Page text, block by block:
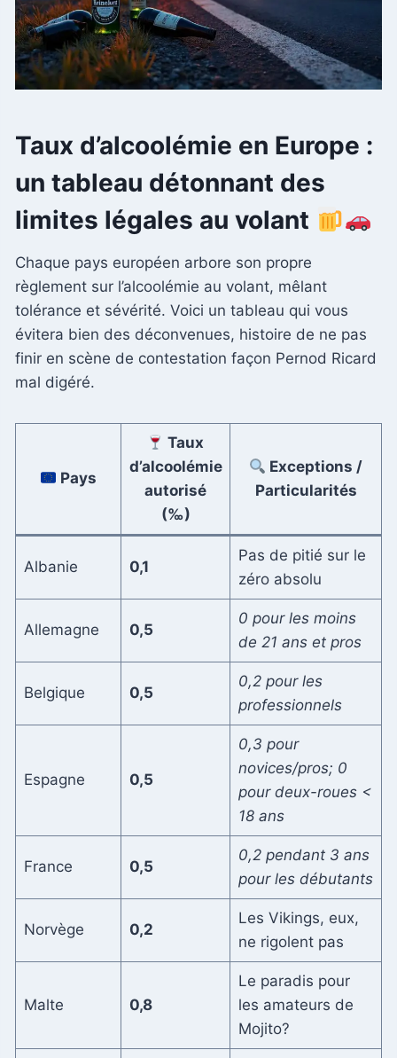
Taux d’alcoolémie en Europe :
un tableau détonnant des
limites légales au volant
Chaque pays européen arbore son propre
règlement sur l’alcoolémie au volant, mêlant
tolérance et sévérité. Voici un tableau qui vous
évitera bien des déconvenues, histoire de ne pas
finir en scène de contestation façon Pernod Ricard
mal digéré.
Pays
Taux
d’alcoolémie
autorisé
(‰)
Exceptions /
Particularités
Albanie 0,1
Pas de pitié sur le
zéro absolu
Allemagne 0,5
0 pour les moins
de 21 ans et pros
Belgique 0,5
0,2 pour les
professionnels
Espagne 0,5
0,3 pour
novices/pros; 0
pour deux-roues <
18 ans
France 0,5
0,2 pendant 3 ans
pour les débutants
Norvège 0,2
Les Vikings, eux,
ne rigolent pas
Malte 0,8
Le paradis pour
les amateurs de
Mojito?